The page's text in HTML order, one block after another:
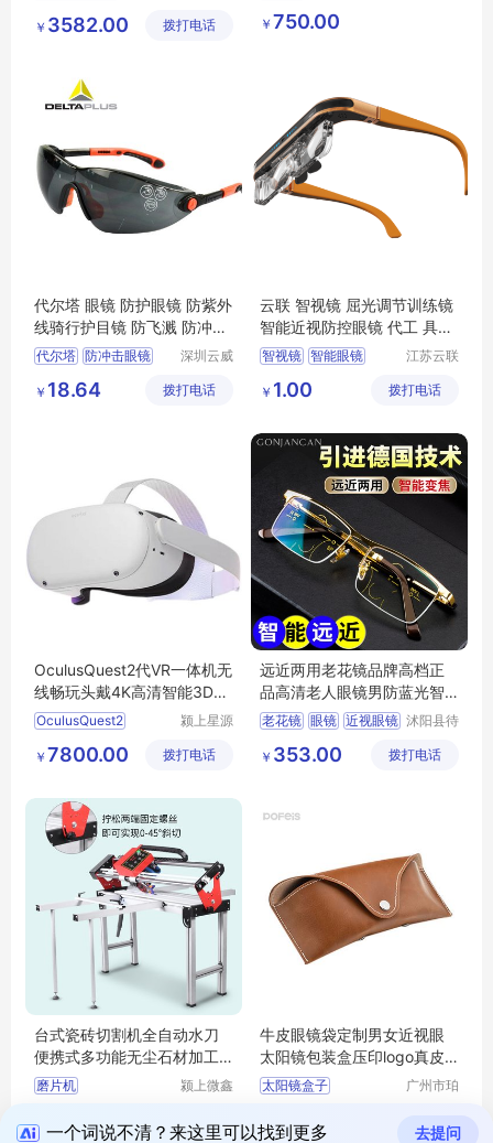
有限公司
￥ 3582.00 拨打电话 ￥ 750.00
代尔塔 眼镜 防护眼镜 防紫外
线骑行护目镜 防飞溅 防冲击
镜101120
代尔塔 防冲击眼镜
101120
深圳云威
有限公司
￥ 18.64 拨打电话
云联 智视镜 屈光调节训练镜
智能近视防控眼镜 代工 具体
洽谈
智视镜 智能眼镜
江苏云联
装备有限
￥ 1.00 拨打电话
OculusQuest2代VR一体机无
线畅玩头戴4K高清智能3D眼
镜VR虚拟设备
OculusQuest2
颍上星源
有限公司
￥ 7800.00 拨打电话
远近两用老花镜品牌高档正
品高清老人眼镜男防蓝光智
能自动变焦光
老花镜 眼镜 近视眼镜 沭阳县待
子商务有
￥ 353.00 拨打电话
台式瓷砖切割机全自动水刀
便携式多功能无尘石材加工
倒角机磨边机
磨片机
颍上微鑫
有限公司
牛皮眼镜袋定制男女近视眼
太阳镜包装盒压印logo真皮
眼镜保护套
太阳镜盒子
真皮眼睛保护套
广州市珀
限公司
￥41.00
一个词说不清？来这里可以找到更多 去提问